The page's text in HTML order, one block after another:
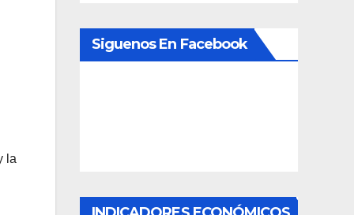
la
Siguenos En Facebook